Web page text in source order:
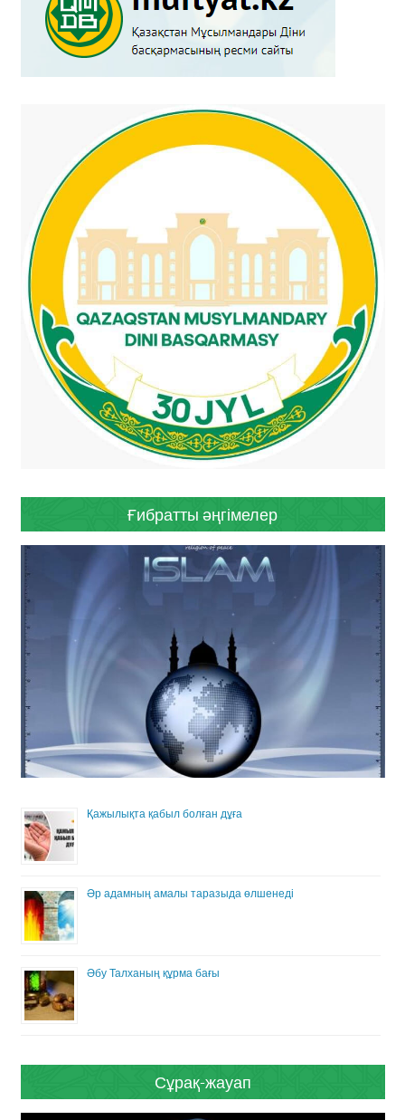
Ғибратты әңгімелер
Қажылықта қабыл болған дұға
Әр адамның амалы таразыда өлшенеді
Әбу Талханың құрма бағы
Сұрақ-жауап